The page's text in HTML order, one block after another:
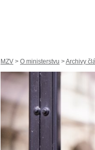
MZV > O ministerstvu >Archivy